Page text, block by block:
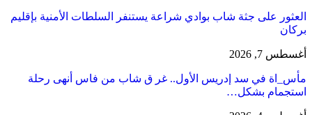
العثور على جثة شاب بوادي شراعة يستنفر السلطات الأمنية بإقليم
بركان
أغسطس 7, 2026
مأس_اة في سد إدريس الأول.. غر ق شاب من فاس أنهى رحلة
استجمام بشكل…